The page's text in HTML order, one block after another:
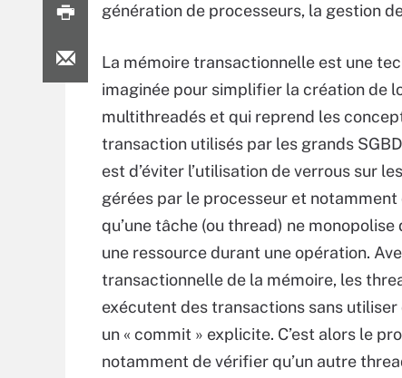
génération de processeurs, la gestion
La mémoire transactionnelle est une
imaginée pour simplifier la création de
multithreadés et qui reprend les
transaction utilisés par les grands
est d’éviter l’utilisation de verrous sur
gérées par le processeur et notamment
qu’une tâche (ou thread) ne
une ressource durant une opération.
transactionnelle de la mémoire, les
exécutent des transactions sans
un « commit » explicite. C’est alors le
notamment de vérifier qu’un autre